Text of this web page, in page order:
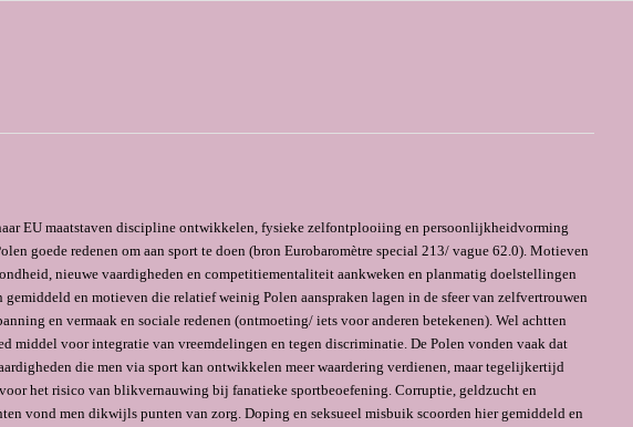
EU maatstaven discipline ontwikkelen, fysieke zelfontplooiing en persoonlijkheidvorming
goede redenen om aan sport te doen (bron Eurobaromètre special 213/ vague 62.0). Motieven
nieuwe vaardigheden en competitiementaliteit aankweken en planmatig doelstellingen
gemiddeld en motieven die relatief weinig Polen aanspraken lagen in de sfeer van zelfvertrouwen
en vermaak en sociale redenen (ontmoeting/ iets voor anderen betekenen). Wel achtten
middel voor integratie van vreemdelingen en tegen discriminatie. De Polen vonden vaak dat
die men via sport kan ontwikkelen meer waardering verdienen, maar tegelijkertijd
het risico van blikvernauwing bij fanatieke sportbeoefening. Corruptie, geldzucht en
vond men dikwijls punten van zorg. Doping en seksueel misbuik scoorden hier gemiddeld en